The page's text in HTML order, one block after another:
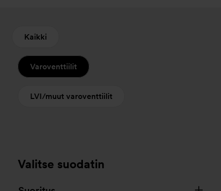
Kaikki
Varoventtiilit
LVI/muut varoventtiilit
Valitse suodatin